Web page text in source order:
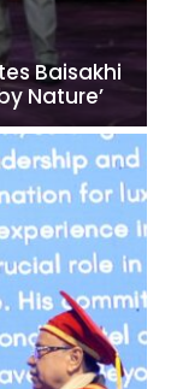
Baisakhi
Nature’